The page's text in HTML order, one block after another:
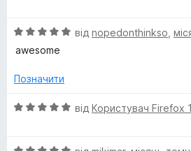
5
к
а
з
О
ц
н
а
від nopedonthinkso
awesome
Позначити
О
від Користувач Firefox